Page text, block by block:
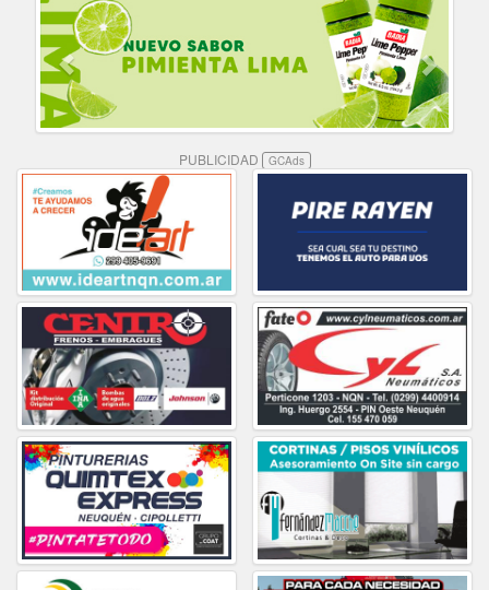
PUBLICIDAD GCAds